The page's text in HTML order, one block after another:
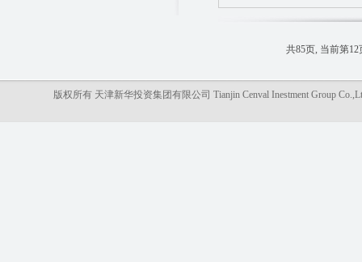
共85页, 当前第
版权所有 天津新华投资集团有限公司 Tianjin Cenval Inestment Group